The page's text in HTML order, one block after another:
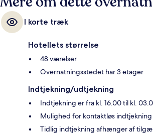
I korte træk
Hotellets størrelse
48 værelser
Overnatningsstedet har 3 etager
Indtjekning/udtjekning
Indtjekning er fra kl. 16.00 til kl.
Mulighed for kontaktløs indtjekning
Tidlig indtjekning afhænger af